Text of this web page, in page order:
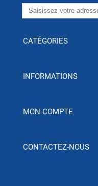
CATÉGORIES
INFORMATIONS
MON COMPTE
CONTACTEZ-NOUS